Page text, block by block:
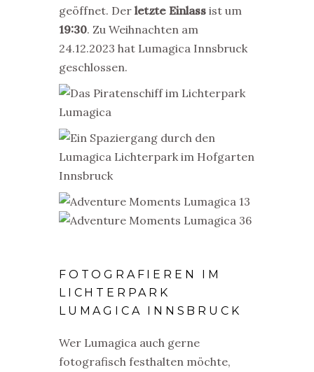
geöffnet. Der letzte Einlass ist um
19:30. Zu Weihnachten am
24.12.2023 hat Lumagica Innsbruck
geschlossen.
FOTOGRAFIEREN IM
LICHTERPARK
LUMAGICA INNSBRUCK
Wer Lumagica auch gerne
fotografisch festhalten möchte,